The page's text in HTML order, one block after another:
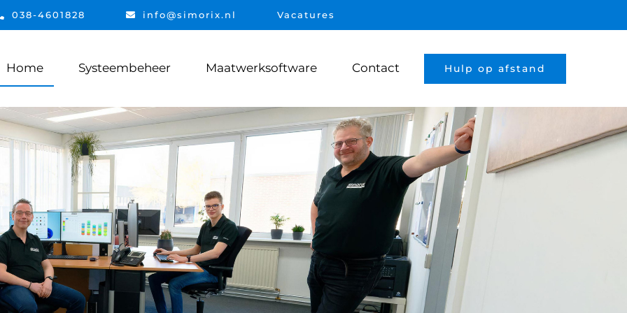
038-4601828 info@simorix.nl Vacatures
Home Systeembeheer Maatwerksoftware Contact Hulp op afstand